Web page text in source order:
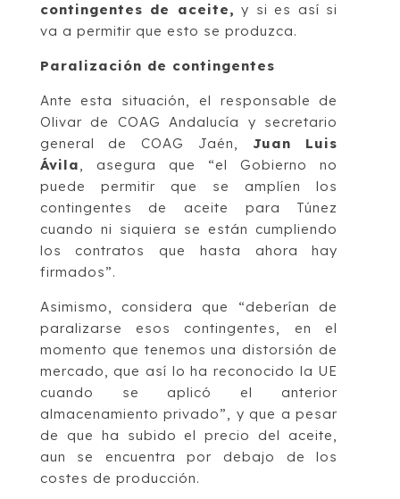
contingentes de aceite, y si es así si
va a permitir que esto se produzca.
Paralización de contingentes
Ante esta situación, el responsable de
Olivar de COAG Andalucía y secretario
general de COAG Jaén, Juan Luis
Ávila, asegura que “el Gobierno no
puede permitir que se amplíen los
contingentes de aceite para Túnez
cuando ni siquiera se están cumpliendo
los contratos que hasta ahora hay
firmados”.
Asimismo, considera que “deberían de
paralizarse esos contingentes, en el
momento que tenemos una distorsión de
mercado, que así lo ha reconocido la UE
cuando se aplicó el anterior
almacenamiento privado”, y que a pesar
de que ha subido el precio del aceite,
aun se encuentra por debajo de los
costes de producción.